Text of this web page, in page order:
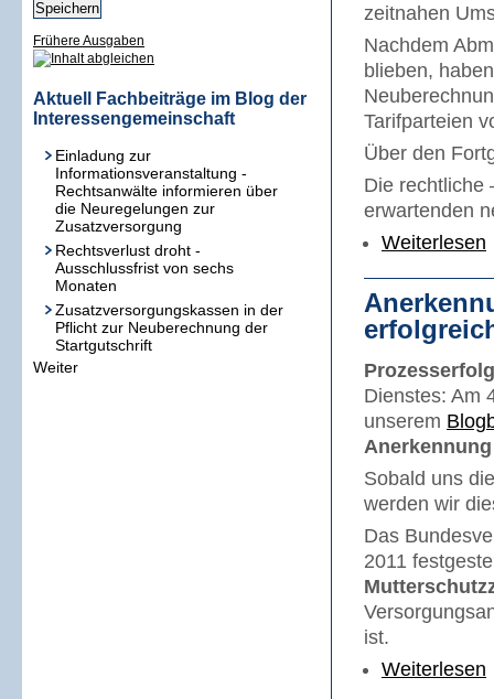
Frühere Ausgaben
Aktuell Fachbeiträge im Blog der
Interessengemeinschaft
Einladung zur
Informationsveranstaltung -
Rechtsanwälte informieren über
die Neuregelungen zur
Zusatzversorgung
Rechtsverlust droht -
Ausschlussfrist von sechs
Monaten
Zusatzversorgungskassen in der
Pflicht zur Neuberechnung der
Startgutschrift
Weiter
zeitnahen
Nachdem
blieben,
Tarifparteien
Über den
Die rechtliche
erwartenden
Weiterlesen
Prozesserfolg
Dienstes: Am
unserem
Sobald uns
werden wir
Das
2011
ist.
Weiterlesen